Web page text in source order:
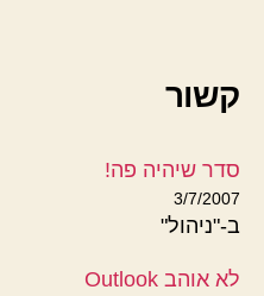
קשור
סדר שיהיה פה!
3/7/2007
ב-"ניהול"
לא אוהב Outlook